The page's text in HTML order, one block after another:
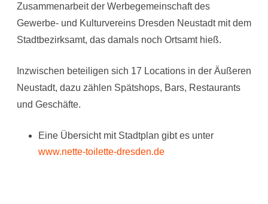
Zusammenarbeit der Werbegemeinschaft des
Gewerbe- und Kulturvereins Dresden Neustadt mit dem
Stadtbezirksamt, das damals noch Ortsamt hieß.
Inzwischen beteiligen sich 17 Locations in der Äußeren
Neustadt, dazu zählen Spätshops, Bars, Restaurants
und Geschäfte.
Eine Übersicht mit Stadtplan gibt es unter
www.nette-toilette-dresden.de